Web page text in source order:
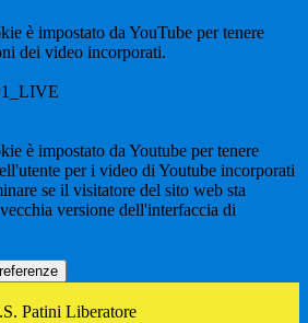
è impostato da YouTube per tenere
dei video incorporati.
è impostato da Youtube per tenere
per i video di Youtube incorporati
se il visitatore del sito web sta
versione dell'interfaccia di
Patini Liberatore